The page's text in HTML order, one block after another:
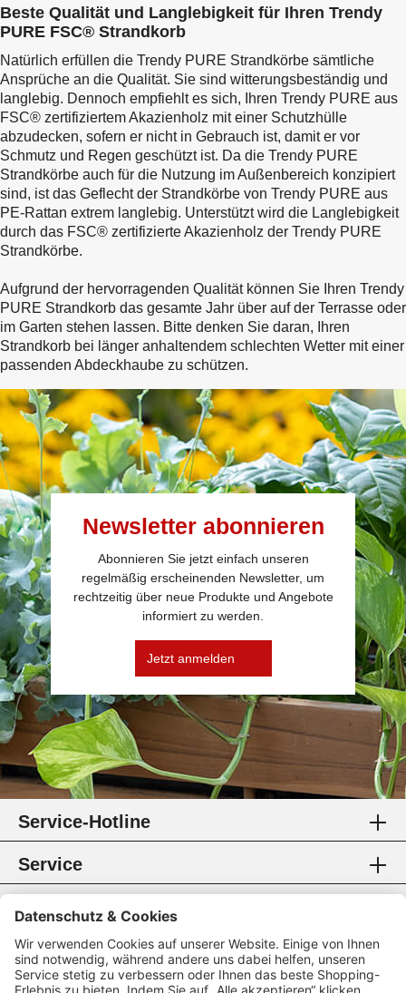
Beste Qualität und Langlebigkeit für Ihren Trendy
PURE FSC® Strandkorb
Natürlich erfüllen die Trendy PURE Strandkörbe sämtliche
Ansprüche an die Qualität. Sie sind witterungsbeständig und
langlebig. Dennoch empfiehlt es sich, Ihren Trendy PURE aus
FSC® zertifiziertem Akazienholz mit einer Schutzhülle
abzudecken, sofern er nicht in Gebrauch ist, damit er vor
Schmutz und Regen geschützt ist. Da die Trendy PURE
Strandkörbe auch für die Nutzung im Außenbereich konzipiert
sind, ist das Geflecht der Strandkörbe von Trendy PURE aus
PE-Rattan extrem langlebig. Unterstützt wird die Langlebigkeit
durch das FSC® zertifizierte Akazienholz der Trendy PURE
Strandkörbe.
Aufgrund der hervorragenden Qualität können Sie Ihren Trendy
PURE Strandkorb das gesamte Jahr über auf der Terrasse oder
im Garten stehen lassen. Bitte denken Sie daran, Ihren
Strandkorb bei länger anhaltendem schlechten Wetter mit einer
passenden Abdeckhaube zu schützen.
Newsletter abonnieren
Abonnieren Sie jetzt einfach unseren
regelmäßig erscheinenden Newsletter, um
rechtzeitig über neue Produkte und Angebote
informiert zu werden.
Jetzt anmelden
Service-Hotline
Service
Information
Rechtliches